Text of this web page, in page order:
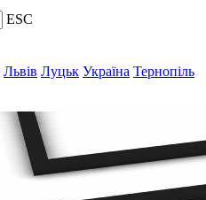
ESC
Львів Луцьк Україна Тернопіль